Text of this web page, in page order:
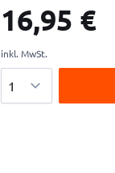
16,95 €
inkl. MwSt.